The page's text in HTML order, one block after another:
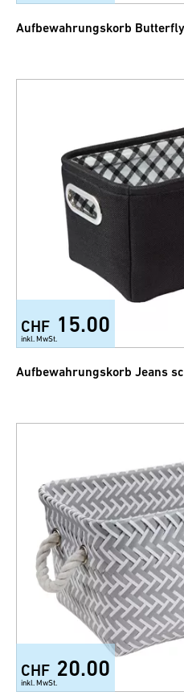
Aufbewahrungskorb
CHF 15.00
inkl. MwSt.
Aufbewahrungskorb Jeans
CHF 20.00
inkl. MwSt.